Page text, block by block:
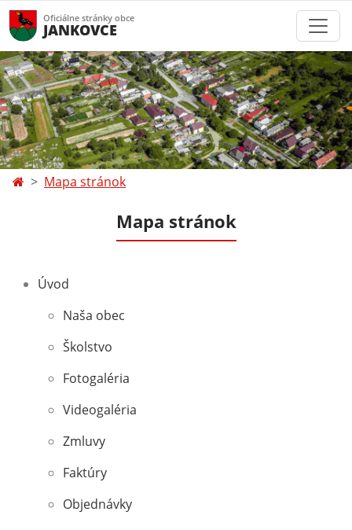
Oficiálne stránky obce
JANKOVCE
Mapa stránok
Mapa stránok
Úvod
Naša obec
Školstvo
Fotogaléria
Videogaléria
Zmluvy
Faktúry
Objednávky